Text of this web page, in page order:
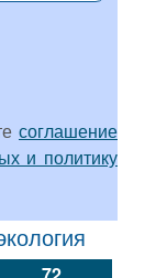
соглашение
и политику